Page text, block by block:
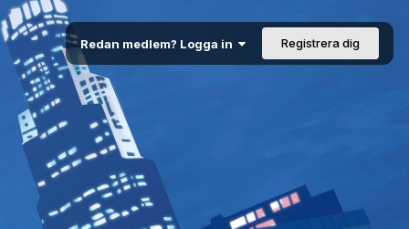
Redan medlem? Logga in Registrera dig